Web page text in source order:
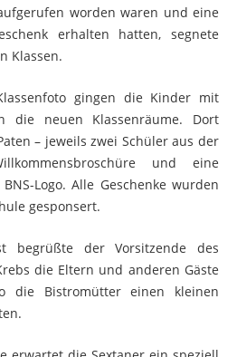
worden waren und eine
erhalten hatten, segnete
Klassen.
gingen die Kinder mit
die neuen Klassenräume. Dort
– jeweils zwei Schüler aus der
und eine
Logo. Alle Geschenke wurden
gesponsert.
begrüßte der Vorsitzende des
die Eltern und anderen Gäste
die Bistromütter einen kleinen